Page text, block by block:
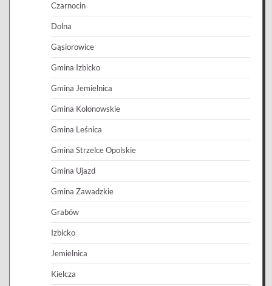
Czarnocin
Dolna
Gąsiorowice
Gmina Izbicko
Gmina Jemielnica
Gmina Kolonowskie
Gmina Leśnica
Gmina Strzelce Opolskie
Gmina Ujazd
Gmina Zawadzkie
Grabów
Izbicko
Jemielnica
Kielcza